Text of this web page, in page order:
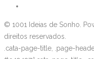
© 1001 Ideias de Sonho .
direitos reservados.
.cata-page-title, .page-